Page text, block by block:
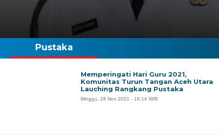
Pustaka
Memperingati Hari Guru 2021,
Komunitas Turun Tangan Aceh Utara
Lauching Rangkang Pustaka
Minggu, 28 Nov 2021 - 18:14 WIB